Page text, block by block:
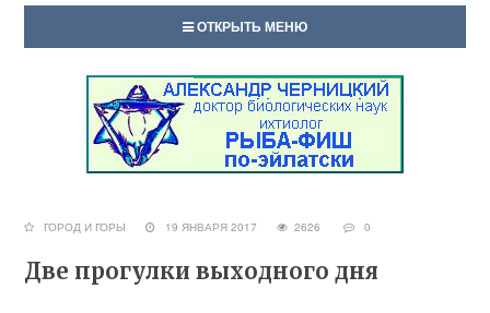
ОТКРЫТЬ МЕНЮ
ГОРОД И ГОРЫ 19 ЯНВАРЯ 2017 2626 0
Две прогулки выходного дня